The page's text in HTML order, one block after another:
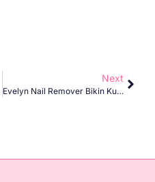
Next
Evelyn Nail Remover Bikin Kukumu Tetap Sehat Tanpa Drama